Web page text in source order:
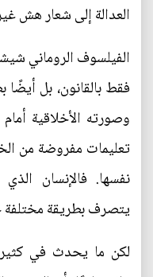
العدالة إلى شعار هش
الفيلسوف الروماني
فقط بالقانون، بل أيضًا
وصورته الأخلاقية
تعليمات مفروضة من
نفسها. فالإنسان
يتصرف بطريقة مختلفة
لكن ما يحدث في كثير